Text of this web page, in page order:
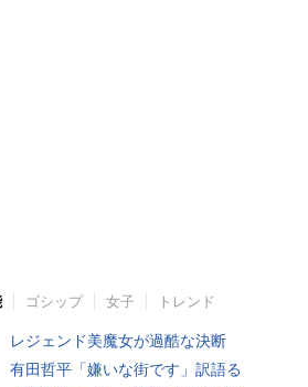
ゴシップ 女子 トレンド
レジェンド美魔女が過酷な決断
有田哲平「嫌いな街です」訳語る